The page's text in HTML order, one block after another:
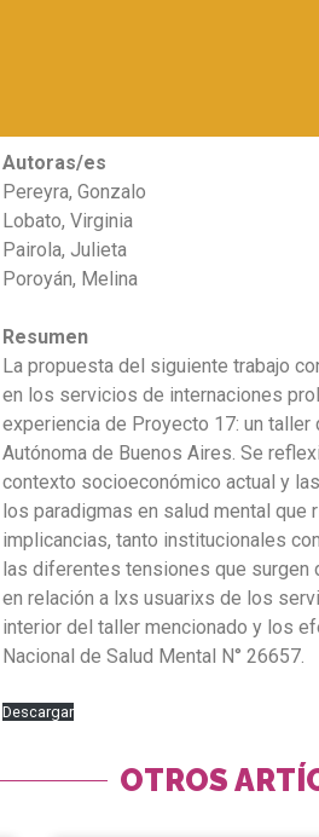
Autoras/es
Pereyra, Gonzalo
Lobato, Virginia
Pairola, Julieta
Poroyán, Melina
Resumen
La propuesta del siguiente trabajo
en los servicios de internaciones
experiencia de Proyecto 17: un
Autónoma de Buenos Aires. Se
contexto socioeconómico actual y
los paradigmas en salud mental que
implicancias, tanto institucionales
las diferentes tensiones que surgen
en relación a lxs usuarixs de los
interior del taller mencionado y los
Nacional de Salud Mental N° 26657.
Descargar
OTROS